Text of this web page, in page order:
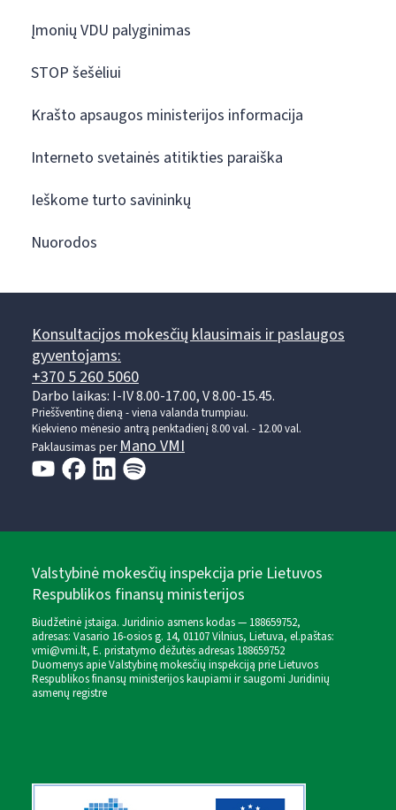
Įmonių VDU palyginimas
STOP šešėliui
Krašto apsaugos ministerijos informacija
Interneto svetainės atitikties paraiška
Ieškome turto savininkų
Nuorodos
Konsultacijos mokesčių klausimais ir paslaugos
gyventojams:
+370 5 260 5060
Darbo laikas: I-IV 8.00-17.00, V 8.00-15.45.
Prieššventinę dieną - viena valanda trumpiau.
Kiekvieno mėnesio antrą penktadienį 8.00 val. - 12.00 val.
Paklausimas perMano VMI
Valstybinė mokesčių inspekcija prie Lietuvos
Respublikos finansų ministerijos
Biudžetinė įstaiga. Juridinio asmens kodas — 188659752,
adresas: Vasario 16-osios g. 14, 01107 Vilnius, Lietuva, el.paštas:
vmi@vmi.lt, E. pristatymo dėžutės adresas 188659752
Duomenys apie Valstybinę mokesčių inspekciją prie Lietuvos
Respublikos finansų ministerijos kaupiami ir saugomi Juridinių
asmenų registre